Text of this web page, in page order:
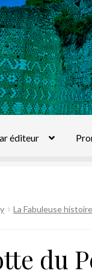
éditeur
La Fabuleuse
du